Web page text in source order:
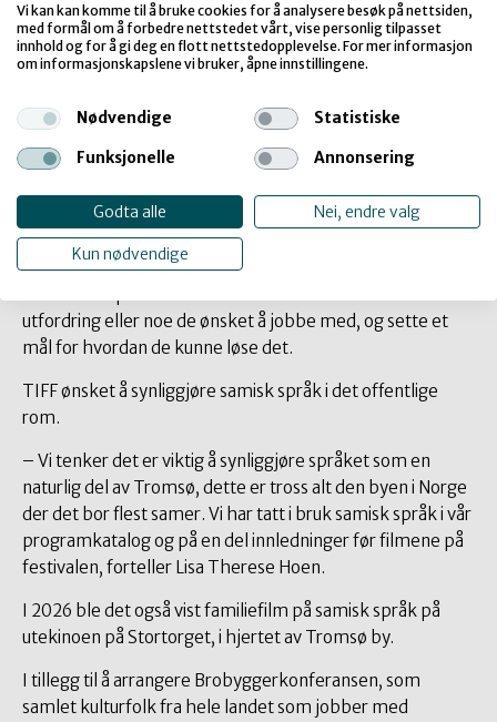
Fra innsikt til handling
utfordring eller noe de ønsket å jobbe med, og sette et
mål for hvordan de kunne løse det.
TIFF ønsket å synliggjøre samisk språk i det offentlige
rom.
– Vi tenker det er viktig å synliggjøre språket som en
naturlig del av Tromsø, dette er tross alt den byen i Norge
der det bor flest samer. Vi har tatt i bruk samisk språk i vår
programkatalog og på en del innledninger før filmene på
festivalen, forteller Lisa Therese Hoen.
I 2026 ble det også vist familiefilm på samisk språk på
utekinoen på Stortorget, i hjertet av Tromsø by.
I tillegg til å arrangere Brobyggerkonferansen, som
samlet kulturfolk fra hele landet som jobber med
Vi kan kan komme til å bruke cookies for å analysere besøk på nettsiden,
med formål om å forbedre nettstedet vårt, vise personlig tilpasset
innhold og for å gi deg en flott nettstedopplevelse. For mer informasjon
om informasjonskapslene vi bruker, åpne innstillingene.
Nødvendige
Statistiske
Funksjonelle
Annonsering
Godta alle Nei, endre valg
Kun nødvendige